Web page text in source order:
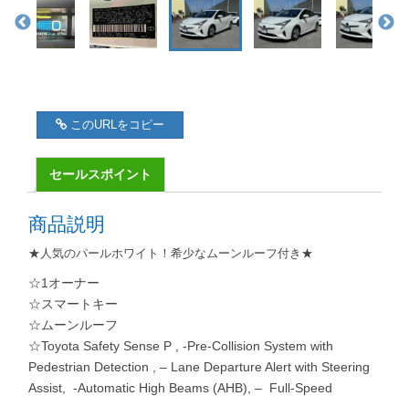
このURLをコピー
セールスポイント
商品説明
★人気のパールホワイト！希少なムーンルーフ付き★
☆1オーナー
☆スマートキー
☆ムーンルーフ
☆Toyota Safety Sense P , -Pre-Collision System with
Pedestrian Detection , – Lane Departure Alert with Steering
Assist, -Automatic High Beams (AHB), – Full-Speed